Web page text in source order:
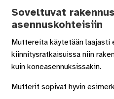
Soveltuvat
asennuskohteisiin
Muttereita käytetään laajasti
kiinnitysratkaisuissa niin
kuin koneasennuksissakin.
Mutterit sopivat hyvin